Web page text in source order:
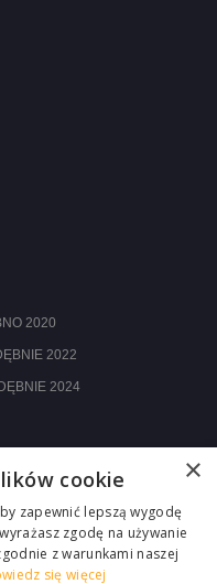
2020
2022
2024
×
cookie
zapewnić lepszą wygodę
zgodę na używanie
z warunkami naszej
się więcej